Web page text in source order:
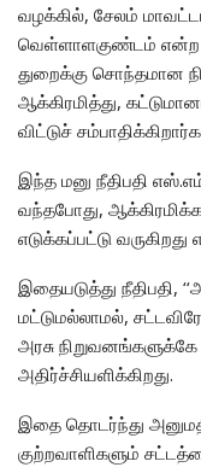
வழக்கில், சேலம்
வெள்ளாளகுண்டம் என்ற
துறைக்கு சொந்தமான
ஆக்கிரமித்து,
விட்டுச்
இந்த மனு நீதிபதி
வந்தபோது,
எடுக்கப்பட்டு வருகிறது
இதையடுத்து நீதிபதி,
மட்டுமல்லாமல்,
அரசு
அதிர்ச்சியளிக்கிறது.
இதை தொடர்ந்து
குற்றவாளிகளும்